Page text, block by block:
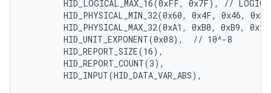
HID_LOGICAL_MAX_16(0xFF, 0x7F), //
HID_PHYSICAL_MIN_32(0x60, 0x4F, 0x46,
HID_PHYSICAL_MAX_32(0xA1, 0xB0, 0xB9,
        HID_UNIT_EXPONENT(0x08),  // 10^-8
        HID_REPORT_SIZE(16),
        HID_REPORT_COUNT(3),
        HID_INPUT(HID_DATA_VAR_ABS),